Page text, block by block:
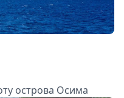
острова Осима